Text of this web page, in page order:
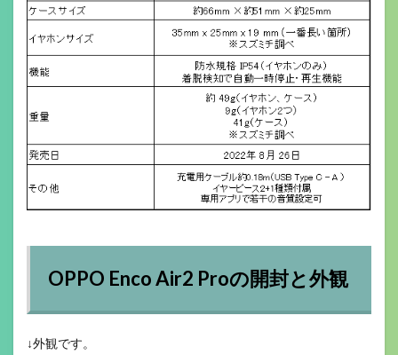
OPPO Enco Air2 Proの開封と外観
↓外観です。